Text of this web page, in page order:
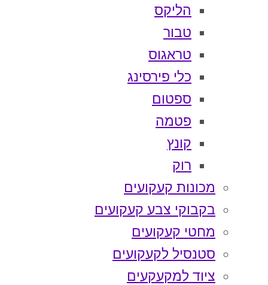
הליקס
טבור
טראגוס
כלי פירסינג
ספטום
פטמה
קונץ
רוק
מכונות קעקועים
בקבוקי צבע קעקועים
מחטי קעקועים
סטנסיל לקעקועים
ציוד למקעקעים